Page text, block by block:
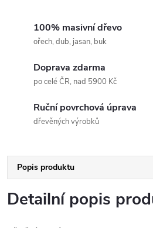
100% masivní dřevo
ořech, dub, jasan, buk
Doprava zdarma
po celé ČR, nad 5900 Kč
Ruční povrchová úprava
dřevěných výrobků
Popis produktu
Detailní popis